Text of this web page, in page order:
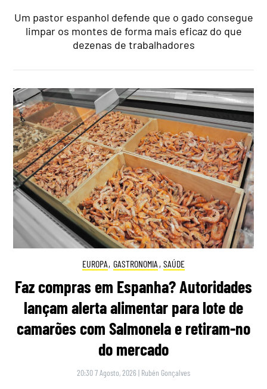
Um pastor espanhol defende que o gado consegue
limpar os montes de forma mais eficaz do que
dezenas de trabalhadores
EUROPA, GASTRONOMIA , SAÚDE
Faz compras em Espanha? Autoridades
lançam alerta alimentar para lote de
camarões com Salmonela e retiram-no
do mercado
20:30 7 Agosto, 2026 | Rubén Gonçalves